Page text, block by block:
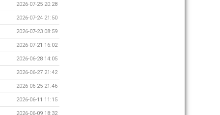
2026-07-25 20:28
2026-07-24 21:50
2026-07-23 08:59
2026-07-21 16:02
2026-06-28 14:05
2026-06-27 21:42
2026-06-25 21:46
2026-06-11 11:15
2026-06-09 18:32